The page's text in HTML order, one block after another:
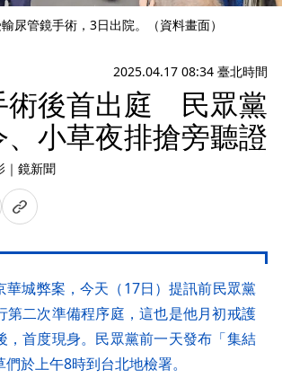
尿管鏡手術，3日出院。（資料畫面）
2025.04.17 08:34 臺北時間
術後首出庭 民眾黨
小草夜排搶旁聽證
｜ 鏡新聞
華城弊案，今天（17日）提訊前民眾黨
第二次準備程序庭，這也是他月初戒護
，首度現身。民眾黨前一天發布「集結
於上午8時到台北地檢署。